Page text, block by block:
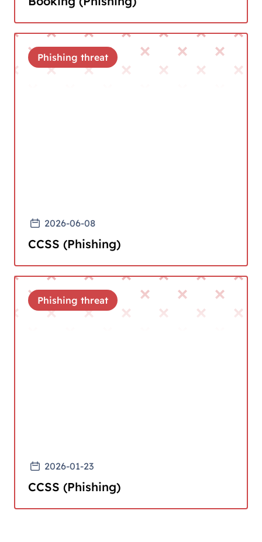
2026-06-08
CCSS (Phishing)
Phishing threat
2026-01-23
CCSS (Phishing)
Phishing threat